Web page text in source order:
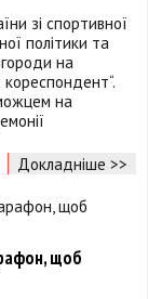
зі спортивної
політики та
на
на
Докладніше >>
щоб